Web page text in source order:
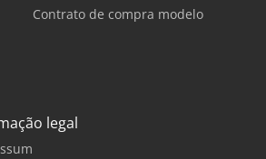
Contrato de compra modelo
legal